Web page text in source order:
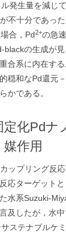
発生量を減じ
不十分であった
合，Pd2+の急
blackの生成が
合系に内在す
穏和なPd還元
かである。
化Pdナ
媒作用
ップリング反
応ターゲット
水系Suzuki-
及したが，水
ステナブルケ